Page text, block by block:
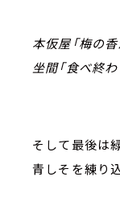
本仮屋「梅の
坐間「食べ終
そして最後は
青しそを練り